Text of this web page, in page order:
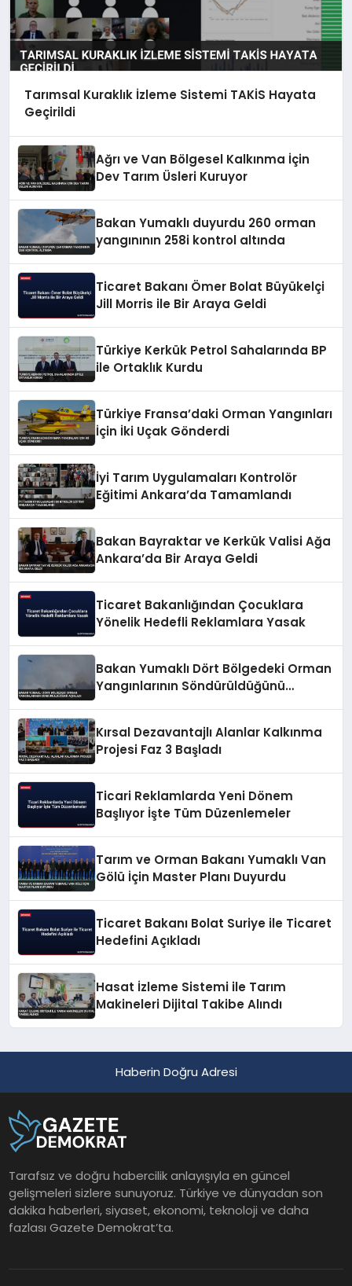
Tarımsal Kuraklık İzleme Sistemi TAKİS Hayata
Geçirildi
Ağrı ve Van Bölgesel Kalkınma İçin
Dev Tarım Üsleri Kuruyor
Bakan Yumaklı duyurdu 260 orman
yangınının 258i kontrol altında
Ticaret Bakanı Ömer Bolat Büyükelçi
Jill Morris ile Bir Araya Geldi
Türkiye Kerkük Petrol Sahalarında BP
ile Ortaklık Kurdu
Türkiye Fransa’daki Orman Yangınları
İçin İki Uçak Gönderdi
İyi Tarım Uygulamaları Kontrolör
Eğitimi Ankara’da Tamamlandı
Bakan Bayraktar ve Kerkük Valisi Ağa
Ankara’da Bir Araya Geldi
Ticaret Bakanlığından Çocuklara
Yönelik Hedefli Reklamlara Yasak
Bakan Yumaklı Dört Bölgedeki Orman
Yangınlarının Söndürüldüğünü
Kırsal Dezavantajlı Alanlar Kalkınma
Projesi Faz 3 Başladı
Ticari Reklamlarda Yeni Dönem
Başlıyor İşte Tüm Düzenlemeler
Tarım ve Orman Bakanı Yumaklı Van
Gölü İçin Master Planı Duyurdu
Ticaret Bakanı Bolat Suriye ile Ticaret
Hedefini Açıkladı
Hasat İzleme Sistemi ile Tarım
Makineleri Dijital Takibe Alındı
Haberin Doğru Adresi
Tarafsız ve doğru habercilik anlayışıyla en güncel
gelişmeleri sizlere sunuyoruz. Türkiye ve dünyadan son
dakika haberleri, siyaset, ekonomi, teknoloji ve daha
fazlası Gazete Demokrat’ta.